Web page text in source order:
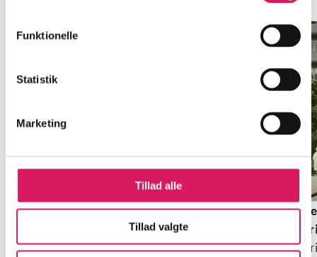
Funktionelle
Statistik
Marketing
Tillad alle
Tillad valgte
Et barn at føde
Kristina Sandberg (f.
Del 2 -At sørge for
sine
Kristina Sandberg (f.